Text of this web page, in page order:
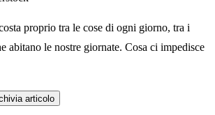
proprio tra le cose di ogni giorno, tra i
abitano le nostre giornate. Cosa ci impedisce
articolo